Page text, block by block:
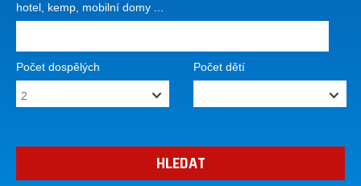
hotel, kemp, mobilní domy ...
Počet dospělých Počet dětí